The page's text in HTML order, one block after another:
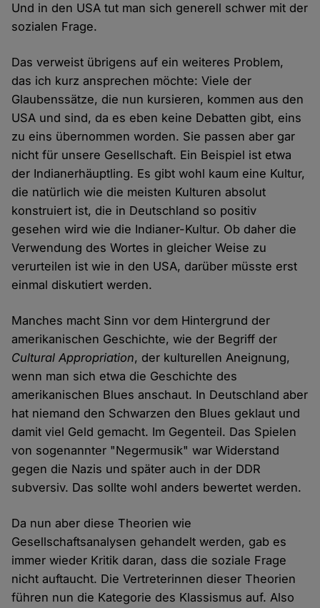
Und in den USA tut man sich generell schwer mit der
sozialen Frage.
Das verweist übrigens auf ein weiteres Problem,
das ich kurz ansprechen möchte: Viele der
Glaubenssätze, die nun kursieren, kommen aus den
USA und sind, da es eben keine Debatten gibt, eins
zu eins übernommen worden. Sie passen aber gar
nicht für unsere Gesellschaft. Ein Beispiel ist etwa
der Indianerhäuptling. Es gibt wohl kaum eine Kultur,
die natürlich wie die meisten Kulturen absolut
konstruiert ist, die in Deutschland so positiv
gesehen wird wie die Indianer-Kultur. Ob daher die
Verwendung des Wortes in gleicher Weise zu
verurteilen ist wie in den USA, darüber müsste erst
einmal diskutiert werden.
Manches macht Sinn vor dem Hintergrund der
amerikanischen Geschichte, wie der Begriff der
Cultural Appropriation, der kulturellen Aneignung,
wenn man sich etwa die Geschichte des
amerikanischen Blues anschaut. In Deutschland aber
hat niemand den Schwarzen den Blues geklaut und
damit viel Geld gemacht. Im Gegenteil. Das Spielen
von sogenannter "Negermusik" war Widerstand
gegen die Nazis und später auch in der DDR
subversiv. Das sollte wohl anders bewertet werden.
Da nun aber diese Theorien wie
Gesellschaftsanalysen gehandelt werden, gab es
immer wieder Kritik daran, dass die soziale Frage
nicht auftaucht. Die Vertreterinnen dieser Theorien
führen nun die Kategorie des Klassismus auf. Also